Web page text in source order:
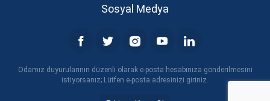
Sosyal Medya
Odamız duyurularının düzenli olarak e-posta hesabınıza gönderilmesini
istiyorsanız; Lütfen e-posta adresinizi giriniz.